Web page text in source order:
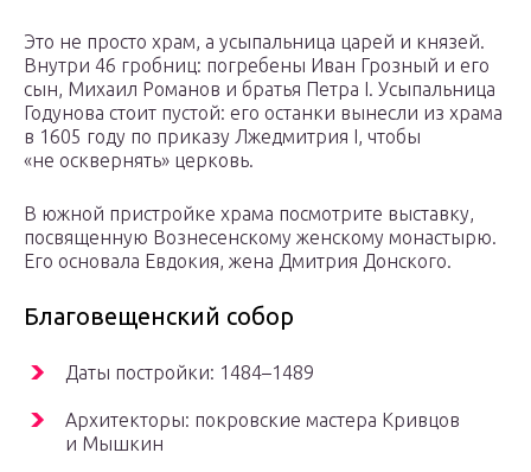
Это не просто храм, а усыпальница царей и князей.
Внутри 46 гробниц: погребены Иван Грозный и его
сын, Михаил Романов и братья Петра I. Усыпальница
Годунова стоит пустой: его останки вынесли из храма
в 1605 году по приказу Лжедмитрия I, чтобы
«не осквернять» церковь.
В южной пристройке храма посмотрите выставку,
посвященную Вознесенскому женскому монастырю.
Его основала Евдокия, жена Дмитрия Донского.
Благовещенский собор
Даты постройки: 1484–1489
Архитекторы: покровские мастера Кривцов
и Мышкин